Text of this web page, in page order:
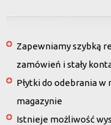
Zapewniamy szybką
zamówień i stały
Płytki do odebrania w
magazynie
Istnieje możliwość